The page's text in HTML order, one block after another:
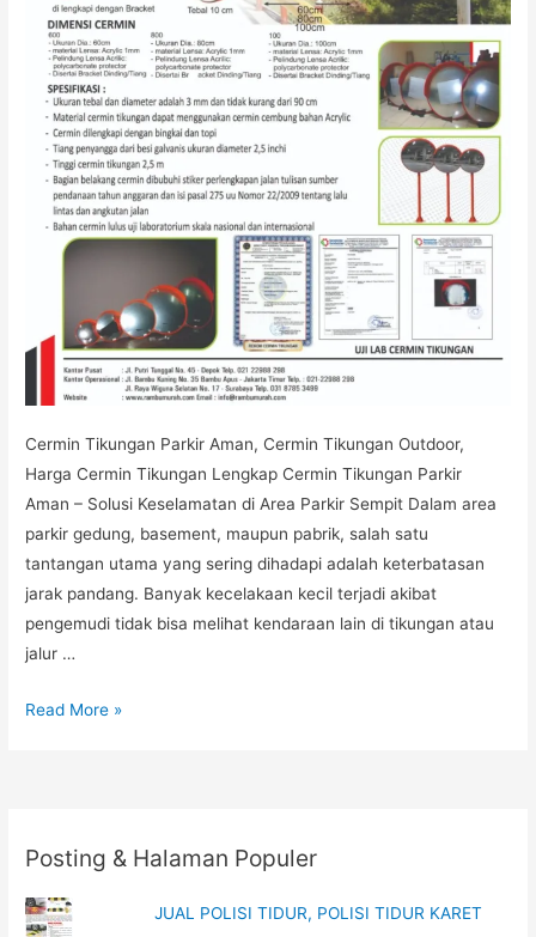
Cermin Tikungan Parkir Aman, Cermin Tikungan Outdoor,
Harga Cermin Tikungan Lengkap Cermin Tikungan Parkir
Aman – Solusi Keselamatan di Area Parkir Sempit Dalam area
parkir gedung, basement, maupun pabrik, salah satu
tantangan utama yang sering dihadapi adalah keterbatasan
jarak pandang. Banyak kecelakaan kecil terjadi akibat
pengemudi tidak bisa melihat kendaraan lain di tikungan atau
jalur …
Cermin
Tikungan
Harga
Read More »
Posting & Halaman Populer
JUAL POLISI TIDUR, POLISI TIDUR KARET